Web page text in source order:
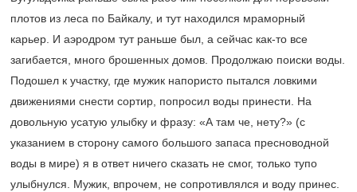
плотов из леса по Байкалу, и тут находился мраморный
карьер. И аэродром тут раньше был, а сейчас как-то все
загибается, много брошенных домов. Продолжаю поиски воды.
Подошел к участку, где мужик напористо пытался ловкими
движениями снести сортир, попросил воды принести. На
довольную усатую улыбку и фразу: «А там че, нету?» (с
указанием в сторону самого большого запаса пресноводной
воды в мире) я в ответ ничего сказать не смог, только тупо
улыбнулся. Мужик, впрочем, не сопротивлялся и воду принес.